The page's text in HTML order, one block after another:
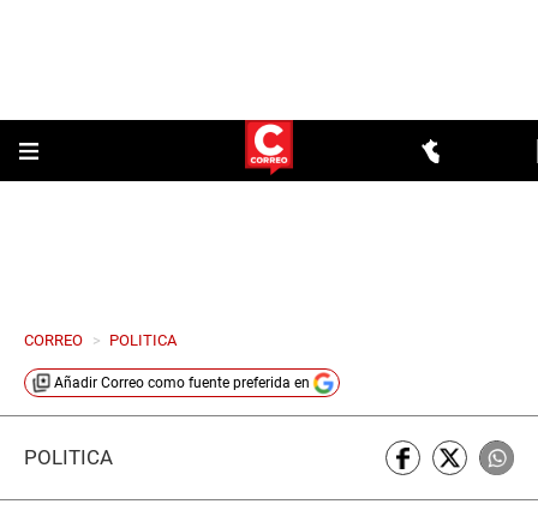
CORREO > POLITICA
Añadir Correo como fuente preferida en
POLÍTICA